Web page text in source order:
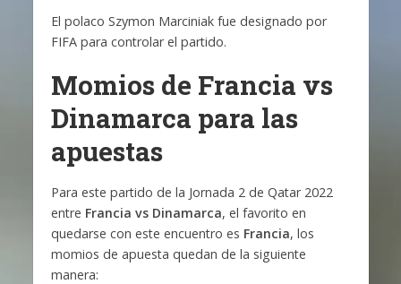
El polaco Szymon Marciniak fue designado por
FIFA para controlar el partido.
Momios de Francia vs
Dinamarca para las
apuestas
Para este partido de la Jornada 2 de Qatar 2022
entre Francia vs Dinamarca, el favorito en
quedarse con este encuentro es Francia, los
momios de apuesta quedan de la siguiente
manera: